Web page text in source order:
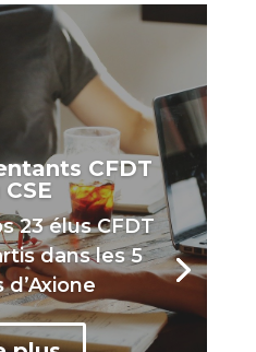
CFDT
23 élus CFDT
dans les 5